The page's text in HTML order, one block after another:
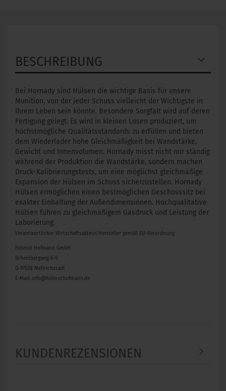
BESCHREIBUNG
Bei Hornady sind Hülsen die wichtige Basis für unsere
Munition, von der jeder Schuss vielleicht der Wichtigste in
Ihrem Leben sein könnte. Besondere Sorgfalt wird auf deren
Fertigung gelegt. Es wird in kleinen Losen produziert, um
höchstmögliche Qualitätsstandards zu erfüllen und bieten
dem Wiederlader hohe Gleichmäßigkeit bei Wandstärke,
Gewicht und Innenvolumen. Hornady misst nicht nur ständig
während der Produktion die Wandstärke, sondern machen
Druck-Kalibrierungstests, um eine möglichst gleichmäßige
Expansion der Hülsen im Schuss sicherzustellen. Hornady
Hülsen ermöglichen einen bestmöglichen Geschosssitz bei
exakter Einhaltung der Außendimensionen. Hochqualitative
Hülsen führen zu gleichmäßigem Gasdruck und Leistung der
Laborierung.
Verantwortlicher Wirtschaftsakteur/Hersteller gemäß EU-Verordnung
Helmut Hofmann GmbH
Scheinbergweg 6-8
D-97638 Mellrichstadt
E-Mail: info@helmuthofmann.de
KUNDENREZENSIONEN